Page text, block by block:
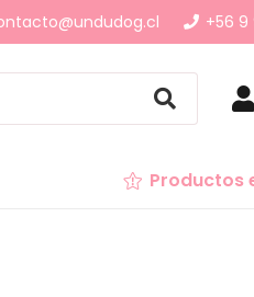
+56 9
Productos